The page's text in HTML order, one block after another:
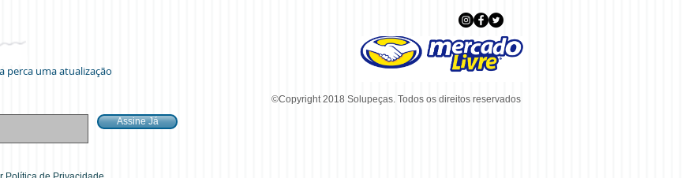
perca uma atualização
Assine Já
©Copyright 2018 Solupeças. Todos os direitos reservados